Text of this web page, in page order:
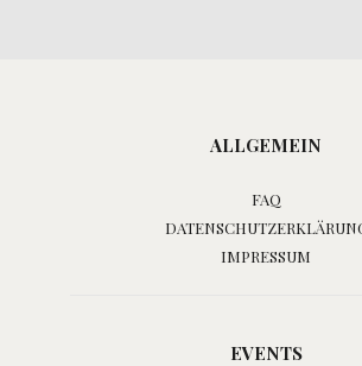
ALLGEMEIN
FAQ
IMPRESSUM
EVENTS